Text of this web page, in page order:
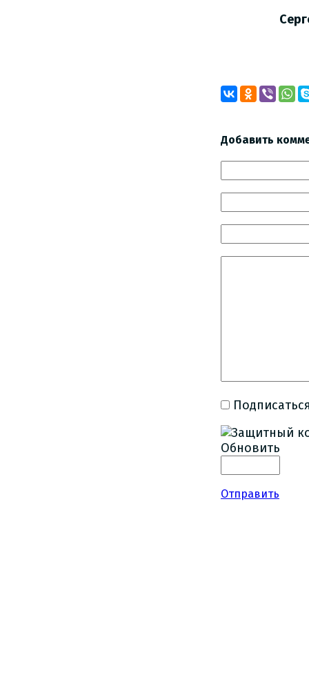
Добавить
Обновить
Отправить